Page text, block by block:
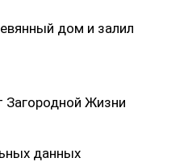
дом и залил
Жизни
данных